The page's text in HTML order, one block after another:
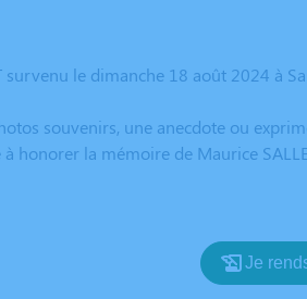
survenu le dimanche 18 août 2024 à
souvenirs, une anecdote ou
honorer la mémoire de Maurice
Je